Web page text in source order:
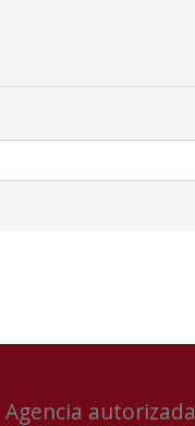
Agencia autorizada